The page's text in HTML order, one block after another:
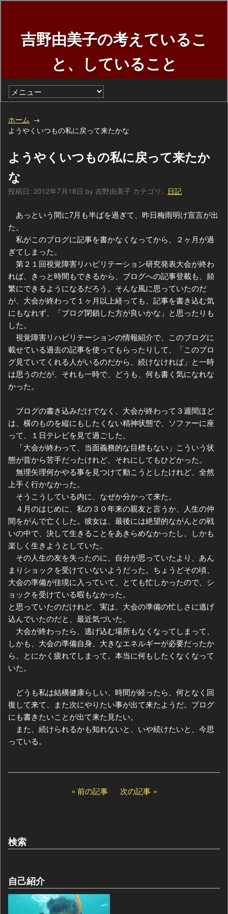
吉野由美子の考えているこ
と、していること
ホーム
ようやくいつもの私に戻って来たかな
ようやくいつもの私に戻って来たか
な
投稿日: 2012年7月18日 by 吉野由美子 カテゴリ: 日記
あっという間に7月も半ばを過ぎて、昨日梅雨明け宣言が出
た。
私がこのブログに記事を書かなくなってから、２ヶ月が過
ぎてしまった。
第２１回視覚障害リハビリテーション研究発表大会が終わ
れば、きっと時間もできるから、ブログへの記事登載も、頻
繁にできるようになるだろう。そんな風に思っていたのだ
が、大会が終わって１ヶ月以上経っても、記事を書き込む気
にもなれず、「ブログ閉鎖した方が良いかな」と思ったりも
した。
視覚障害リハビリテーションの情報紹介で、このブログに
載せている過去の記事を使ってもらったりして、「このブロ
グ見ていてくれる人がいるのだから、続けなければ」と一時
は思うのだが、それも一時で、どうも、何も書く気になれな
かった。
ブログの書き込みだけでなく、大会が終わって３週間ほど
は、横のものを縦にもしたくない精神状態で、ソファーに座
って、１日テレビを見て過ごした。
「大会が終わって、当面義務的な目標もない」こういう状
態が昔から苦手だったけれど、それにしてもひどかった。
無理矢理何かやる事を見つけて動こうとしたけれど、全然
上手く行かなかった。
そうこうしている内に、なぜか分かって来た。
４月のはじめに、私の３０年来の親友と言うか、人生の仲
間をがんで亡くした。彼女は、最後には絶望的ながんとの戦
いの中で、決して生きることをあきらめなかったし、しかも
楽しく生きようとしていた。
その人生の友を失ったのに、自分が思っていたより、あん
まりショックを受けていないようだった。ちょうどその頃、
大会の準備が佳境に入っていて、とても忙しかったので、シ
ョックを受けている暇もなかった。
と思っていたのだけれど、実は、大会の準備の忙しさに逃げ
込んでいたのだと、最近気づいた。
大会が終わったら、逃げ込む場所もなくなってしまって、
しかも、大会の準備自身、大きなエネルギーが必要だったか
ら、とにかく疲れてしまって。本当に何もしたくなくなって
いた。
どうも私は結構健康らしい、時間が経ったら、何となく回
復して来て、また次にやりたい事が出て来たようだ。ブログ
にも書きたいことが出て来た見たい。
また、続けられるかも知れないと、いや続けたいと、今思
っている。
前の記事 次の記事
検索
自己紹介